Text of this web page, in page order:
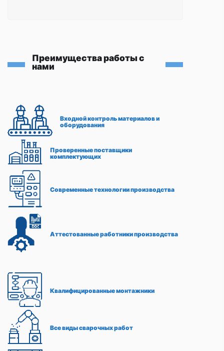
Преимущества работы с
нами
Входной контроль материалов и
оборудования
Проверенные поставщики
комплектующих
Современные технологии производства
Аттестованные работники производства
Квалифицированные монтажники
Все виды сварочных работ